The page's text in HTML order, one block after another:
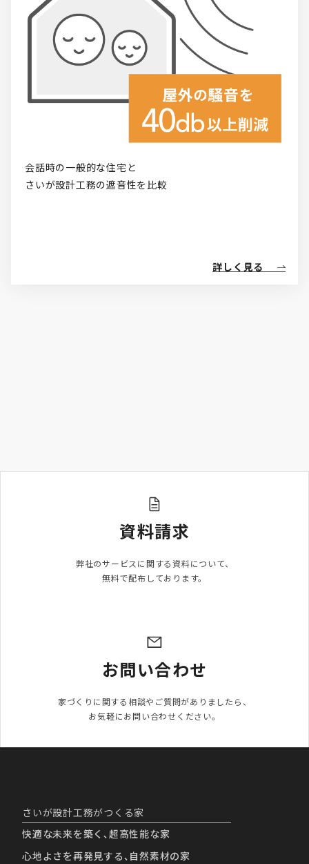
会話時の一般的な住宅と
さいが設計工務の遮音性を比較
詳しく見る
資料請求
弊社のサービスに関する資料について、
無料で配布しております。
お問い合わせ
家づくりに関する相談やご質問がありましたら、
お気軽にお問い合わせください。
さいが設計工務がつくる家
快適な未来を築く､超高性能な家
心地よさを再発見する､自然素材の家